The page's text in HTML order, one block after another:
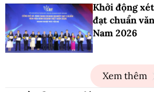
Khởi động
đạt chuẩn
Nam 2026
Xem thêm